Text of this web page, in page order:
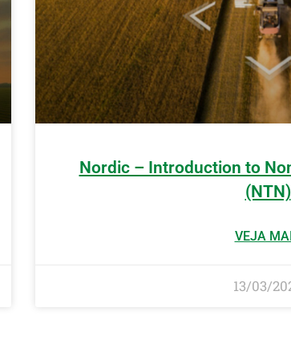
Nordic – Introduction to
(NTN)
VEJA
13/03/